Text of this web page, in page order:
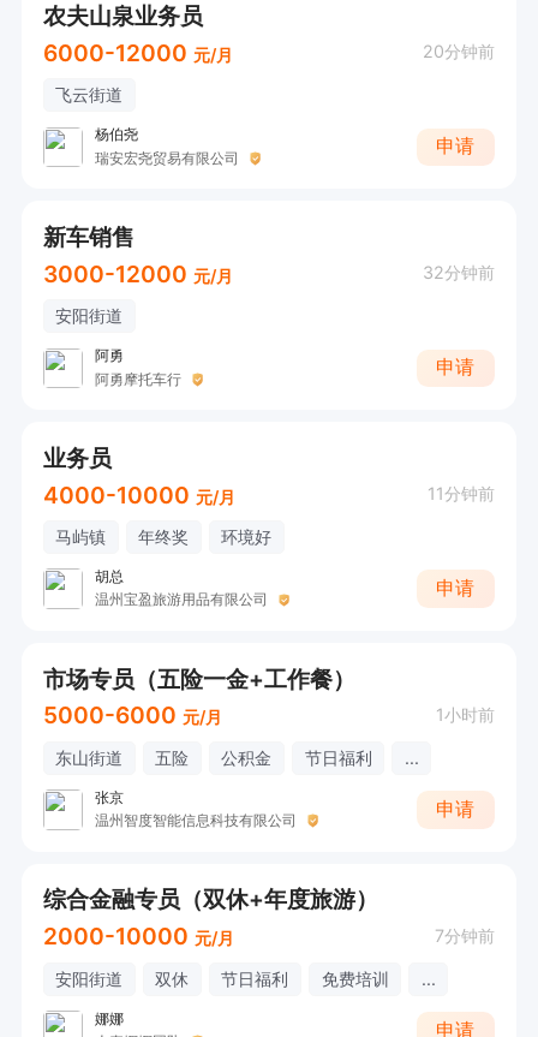
农夫山泉业务员
6000-12000 元/月 20分钟前
飞云街道
杨伯尧
瑞安宏尧贸易有限公司
申请
新车销售
3000-12000 元/月 32分钟前
安阳街道
阿勇
阿勇摩托车行
申请
业务员
4000-10000 元/月 11分钟前
马屿镇 年终奖 环境好
胡总
温州宝盈旅游用品有限公司
申请
市场专员（五险一金+工作餐）
5000-6000 元/月 1小时前
东山街道 五险 公积金 节日福利 ...
张京
温州智度智能信息科技有限公司
申请
综合金融专员（双休+年度旅游）
2000-10000 元/月 7分钟前
安阳街道 双休 节日福利 免费培训 ...
娜娜
申请